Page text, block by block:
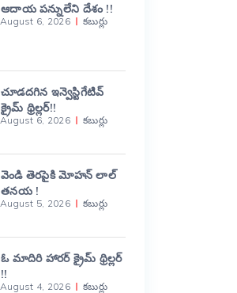
ఆదాయ పన్నులేని దేశం !!
August 6, 2026 కబుర్లు
చూడదగిన ఇన్వెస్టిగేటివ్
క్రైమ్ థ్రిల్లర్!!
August 6, 2026 కబుర్లు
వెండి తెరపైకి మోహన్ లాల్
తనయ !
August 5, 2026 కబుర్లు
ఓ మాదిరి హారర్ క్రైమ్ థ్రిల్లర్
!!
August 4, 2026 కబుర్లు